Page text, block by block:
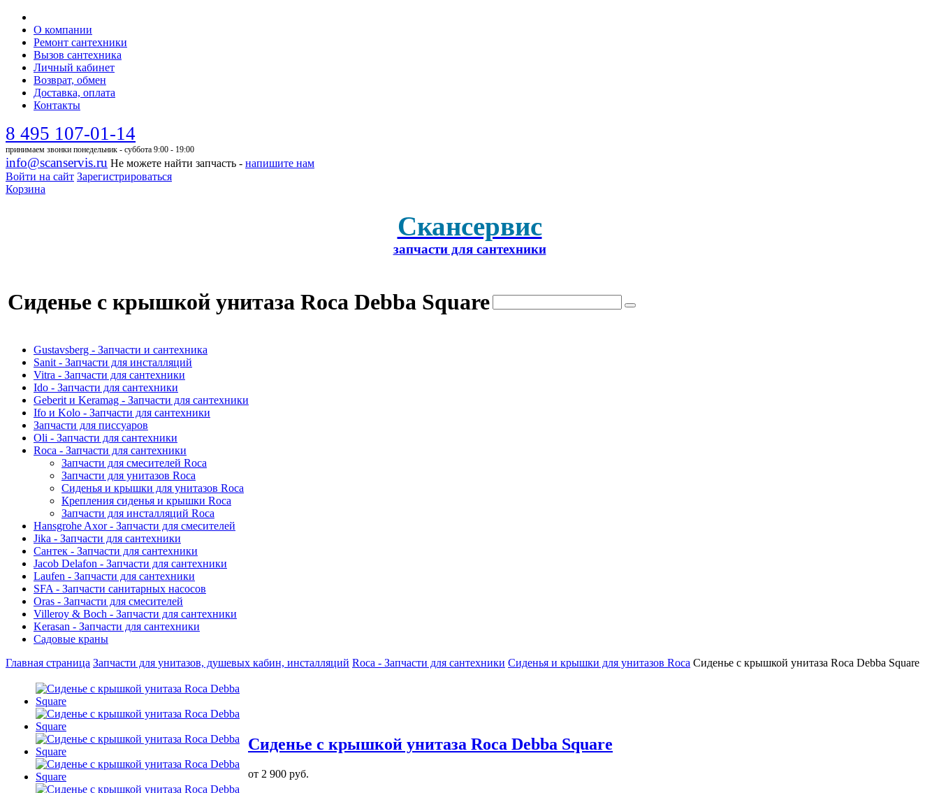
О компании
Ремонт сантехники
Вызов сантехника
Личный кабинет
Возврат, обмен
Доставка, оплата
Контакты
8 495 107-01-14
принимаем звонки понедельник - суббота 9:00 - 19:00
info@scanservis.ru Не можете найти запчасть - напишите нам
Войти на сайт Зарегистрироваться
Корзина
Скансервис
запчасти для сантехники
Сиденье с крышкой унитаза Roca Debba Square
Gustavsberg - Запчасти и сантехника
Sanit - Запчасти для инсталляций
Vitra - Запчасти для сантехники
Ido - Запчасти для сантехники
Geberit и Keramag - Запчасти для сантехники
Ifo и Kolo - Запчасти для сантехники
Запчасти для писсуаров
Oli - Запчасти для сантехники
Roca - Запчасти для сантехники
Запчасти для смесителей Roca
Запчасти для унитазов Roca
Сиденья и крышки для унитазов Roca
Крепления сиденья и крышки Roca
Запчасти для инсталляций Roca
Hansgrohe Axor - Запчасти для смесителей
Jika - Запчасти для сантехники
Сантек - Запчасти для сантехники
Jacob Delafon - Запчасти для сантехники
Laufen - Запчасти для сантехники
SFA - Запчасти санитарных насосов
Oras - Запчасти для смесителей
Villeroy & Boch - Запчасти для сантехники
Kerasan - Запчасти для сантехники
Садовые краны
Главная страница Запчасти для унитазов, душевых кабин, инсталляций Roca - Запчасти для сантехники Сиденья и крышки для унитазов Roca Сиденье с крышкой унитаза Roca Debba Square
Сиденье с крышкой унитаза Roca Debba Square
от 2 900 руб.